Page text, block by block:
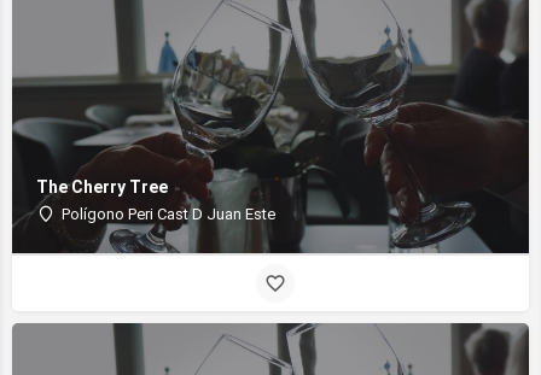
The Cherry Tree
Polígono Peri Cast D Juan Este